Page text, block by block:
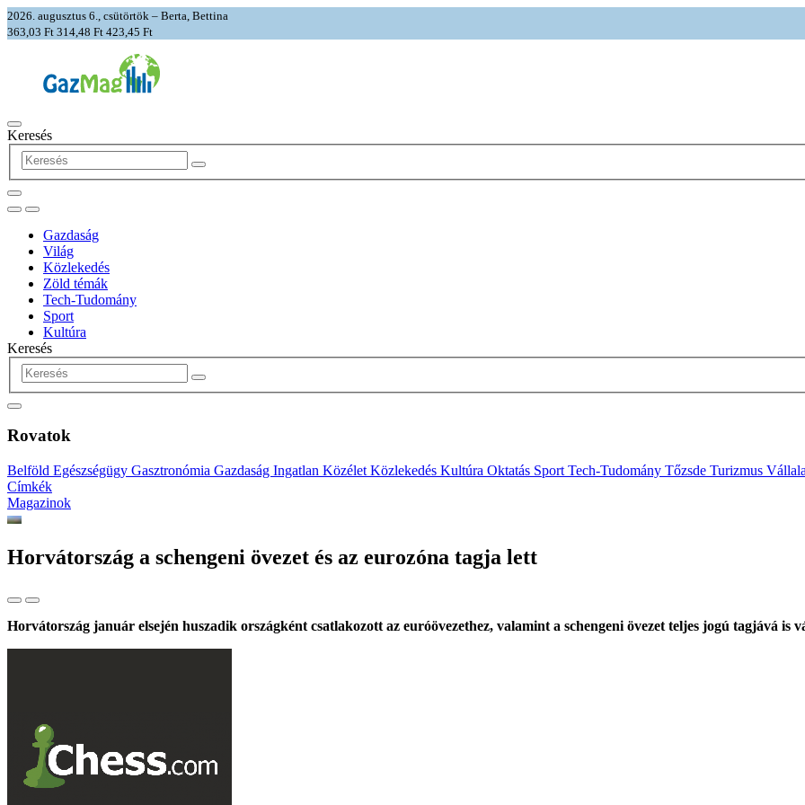
2026. augusztus 6., csütörtök – Berta, Bettina
363,03 Ft 314,48 Ft 423,45 Ft
Keresés
Gazdaság
Világ
Közlekedés
Zöld témák
Tech-Tudomány
Sport
Kultúra
Keresés
Rovatok
Belföld Egészségügy Gasztronómia Gazdaság Ingatlan Közélet Közlekedés Kultúra Oktatás Sport Tech-Tudomány Tőzsde Turizmus
Címkék
Magazinok
Horvátország a schengeni övezet és az eurozóna tagja lett
Horvátország január elsején huszadik országként csatlakozott az euróövezethez, valamint a schengeni övezet teljes jogú tagjává is